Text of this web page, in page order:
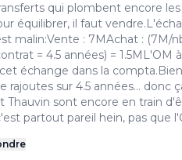
qui plombent encore les
équilibrer, il faut
malin:Vente : 7MAchat : (7M/
= 4.5 années) = 1.5ML'OM
échange dans la
rajoutes sur 4.5 années... donc
Thauvin sont encore en train
partout pareil hein, pas que